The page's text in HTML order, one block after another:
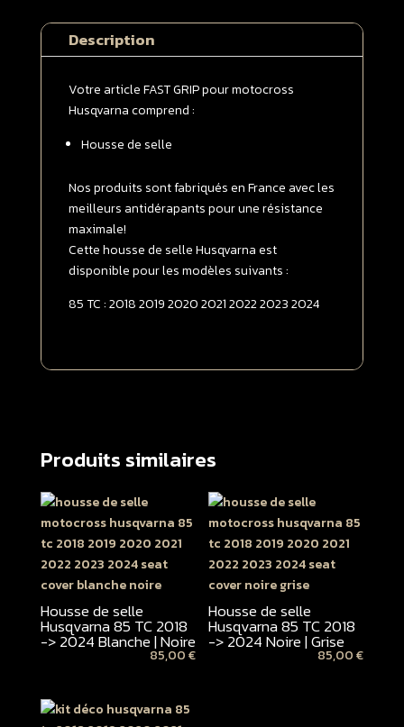
Husqvarna
85
2018
-
2024
|
Noire
Description
Votre article FAST GRIP pour motocross
Husqvarna comprend :
Housse de selle
Nos produits sont fabriqués en France avec les
meilleurs antidérapants pour une résistance
maximale!
Cette housse de selle Husqvarna est
disponible pour les modèles suivants :
85 TC : 2018 2019 2020 2021 2022 2023 2024
Produits similaires
Housse de selle
Husqvarna 85 TC 2018
-> 2024 Blanche | Noire
85,00€
Housse de selle
Husqvarna 85 TC 2018
-> 2024 Noire | Grise
85,00€